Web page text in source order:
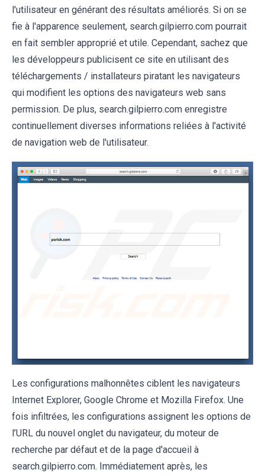
l'utilisateur en générant des résultats améliorés. Si on se
fie à l'apparence seulement, search.gilpierro.com pourrait
en fait sembler approprié et utile. Cependant, sachez que
les développeurs publicisent ce site en utilisant des
téléchargements / installateurs piratant les navigateurs
qui modifient les options des navigateurs web sans
permission. De plus, search.gilpierro.com enregistre
continuellement diverses informations reliées à l'activité
de navigation web de l'utilisateur.
Les configurations malhonnêtes ciblent les navigateurs
Internet Explorer, Google Chrome et Mozilla Firefox. Une
fois infiltrées, les configurations assignent les options de
l’URL du nouvel onglet du navigateur, du moteur de
recherche par défaut et de la page d'accueil à
search.gilpierro.com. Immédiatement après, les